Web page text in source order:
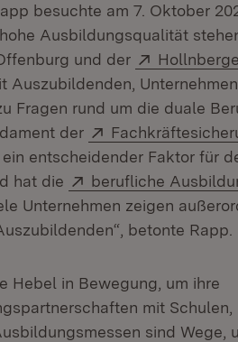
besuchte am 7. Oktober
Ausbildungsqualität
in neuem Fenster)
und der Extern:
Auszubildenden,
Fragen rund um die duale
der
Extern:
entscheidender Faktor für
hat die
Extern:
berufliche
Unternehmen zeigen
betonte Rapp.
Hebel in Bewegung, um ihre
mit Schulen,
sind Wege,